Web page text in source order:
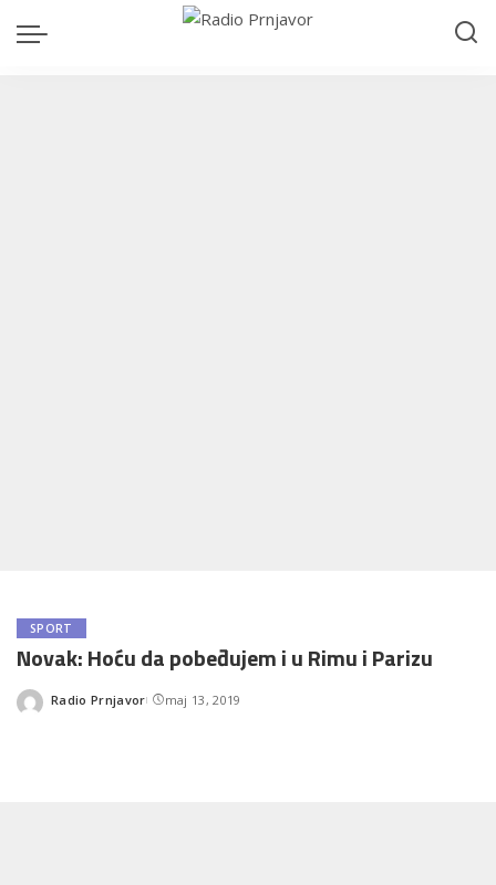
SPORT
Novak: Hoću da pobeđujem i u Rimu i Parizu
Posted
Radio Prnjavor maj 13, 2019